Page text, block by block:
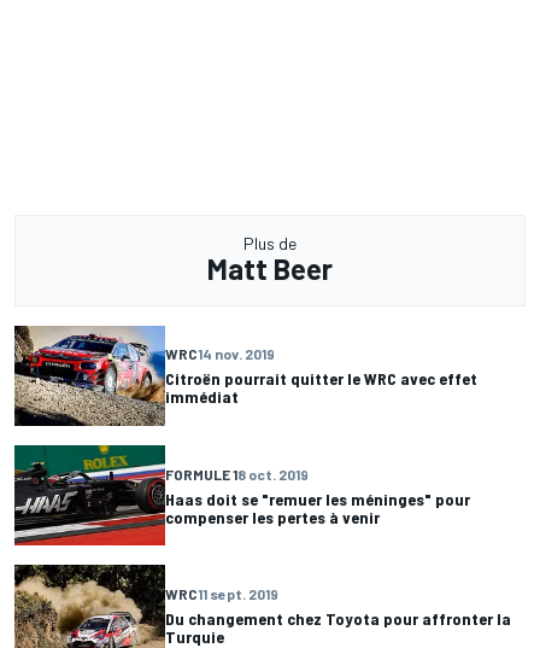
Plus de
Matt Beer
WRC14 nov. 2019
Citroën pourrait quitter le WRC avec effet
immédiat
FORMULE 18 oct. 2019
Haas doit se "remuer les méninges" pour
compenser les pertes à venir
WRC11 sept. 2019
Du changement chez Toyota pour affronter la
Turquie